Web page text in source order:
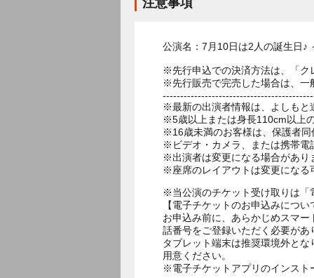
注意事項
公演名：7月10日は2人の誕生日♪
※先行申込での決済方法は、「ク
※先行販売で完売した場合は、一
※最新の出演者情報は、よしもと
※5歳以上または身長110cm以上
※16歳未満のお客様は、保護者
※ビデオ・カメラ、または携帯電
※出演者は変更になる場合があり
※座席のレイアウトは変更になる
※当公演のチケット受け取りは「
【電子チケットのお申込みについ
お申込み前に、あらかじめスマ
話番号をご登録いただく必要があ
タブレット端末は推奨環境外と
用意ください。
※電子チケットアプリのインスト